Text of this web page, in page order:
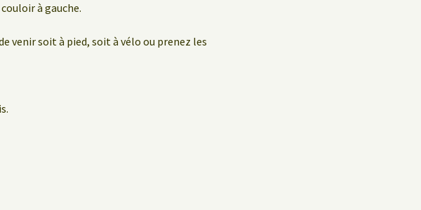
à gauche.
venir soit à pied, soit à vélo ou prenez les